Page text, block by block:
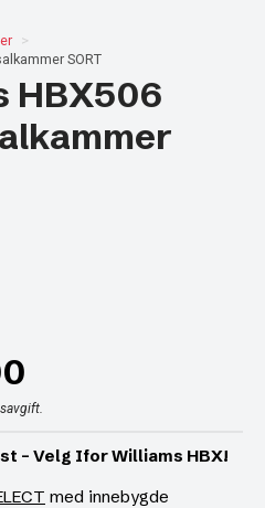
SORT
HBX506
– Velg Ifor Williams HBX!
med innebygde